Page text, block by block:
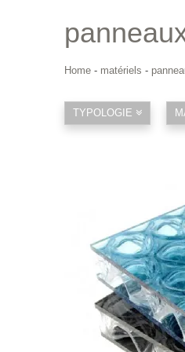
Home - matériels -
TYPOLOGIE